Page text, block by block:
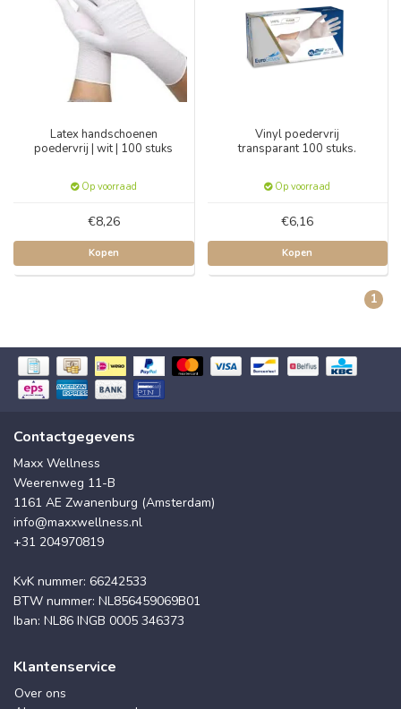
Latex handschoenen
poedervrij | wit | 100 stuks
Op voorraad
€8,26
Kopen
Vinyl poedervrij
transparant 100 stuks.
Op voorraad
€6,16
Kopen
1
Contactgegevens
Maxx Wellness
Weerenweg 11-B
1161 AE Zwanenburg (Amsterdam)
info@maxxwellness.nl
+31 204970819
KvK nummer: 66242533
BTW nummer: NL856459069B01
Iban: NL86 INGB 0005 346373
Klantenservice
Over ons